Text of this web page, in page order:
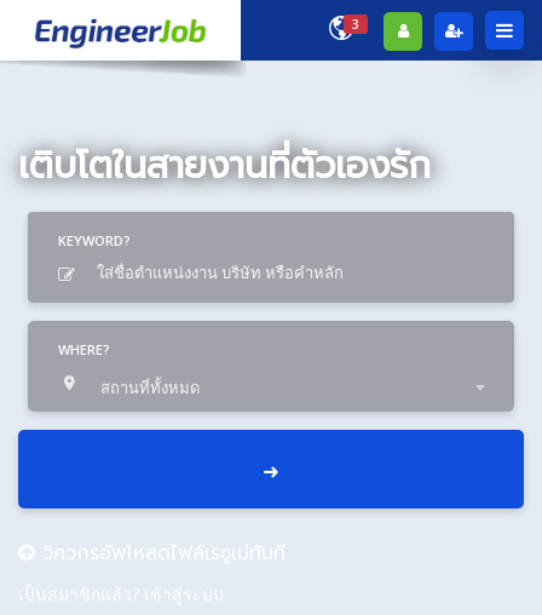
3
เติบโตในสายงานที่ตัวเองรัก
KEYWORD?
WHERE?
สถานที่ทั้งหมด
วิศวกรอัพโหลดไฟล์เรซูเม่ทันที
เป็นสมาชิกแล้ว? เข้าสู่ระบบ